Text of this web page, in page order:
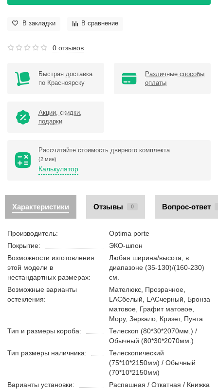
В закладки В сравнение
0 отзывов
Быстрая доставка
по Красноярску
Различные способы
оплаты
Акции, скидки,
подарки
Рассчитайте стоимость дверного комплекта
(2 мин)
Калькулятор
Характеристики Отзывы 0 Вопрос-ответ
Производитель:
Optima porte
Покрытие:
ЭКО-шпон
Возможности изготовления
этой модели в
нестандартных размерах:
Любая ширина/высота, в
диапазоне (35-130)/(160-230)
см.
Возможные варианты
остекления:
Мателюкс, Прозрачное,
LACбелый, LACчерный, Бронза
матовое, Графит матовое,
Мору, Зеркало, Кризет, Пунта
Тип и размеры короба:
Телескоп (80*30*2070мм.) /
Обычный (80*30*2070мм.)
Тип размеры наличника:
Телескопический
(75*10*2150мм) / Обычный
(70*10*2150мм)
Варианты установки:
Распашная / Откатная / Книжка